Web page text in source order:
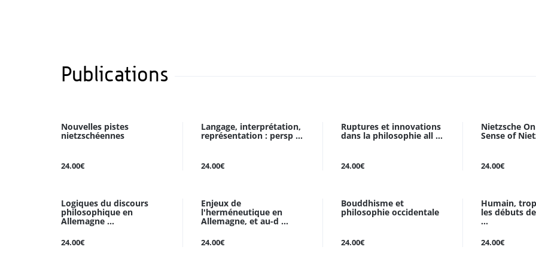
Publications
Nouvelles pistes
nietzschéennes
24.00€
Langage, interprétation,
représentation : persp ...
24.00€
Ruptures et innovations
dans la philosophie all ...
24.00€
Nietzsche
Sense of
24.00€
Logiques du discours
philosophique en
Allemagne ...
24.00€
Enjeux de
l'herméneutique en
Allemagne, et au-d ...
24.00€
Bouddhisme et
philosophie occidentale
24.00€
Humain,
les débuts
...
24.00€